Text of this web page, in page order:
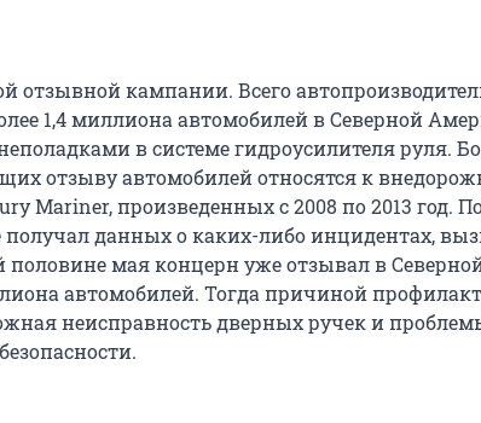
отзывной кампании. Всего
1,4 миллиона автомобилей в Северной
в системе гидроусилителя руля.
отзыву автомобилей относятся к
Mariner, произведенных с 2008 по 2013 год.
получал данных о каких-либо инцидентах,
половине мая концерн уже отзывал в
автомобилей. Тогда причиной
неисправность дверных ручек и